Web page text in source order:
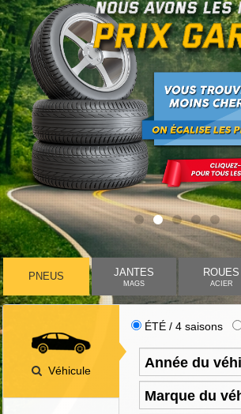
PNEUS JANTES
MAGS
ROUES
ACIER
Véhicule
ÉTÉ / 4 saisons